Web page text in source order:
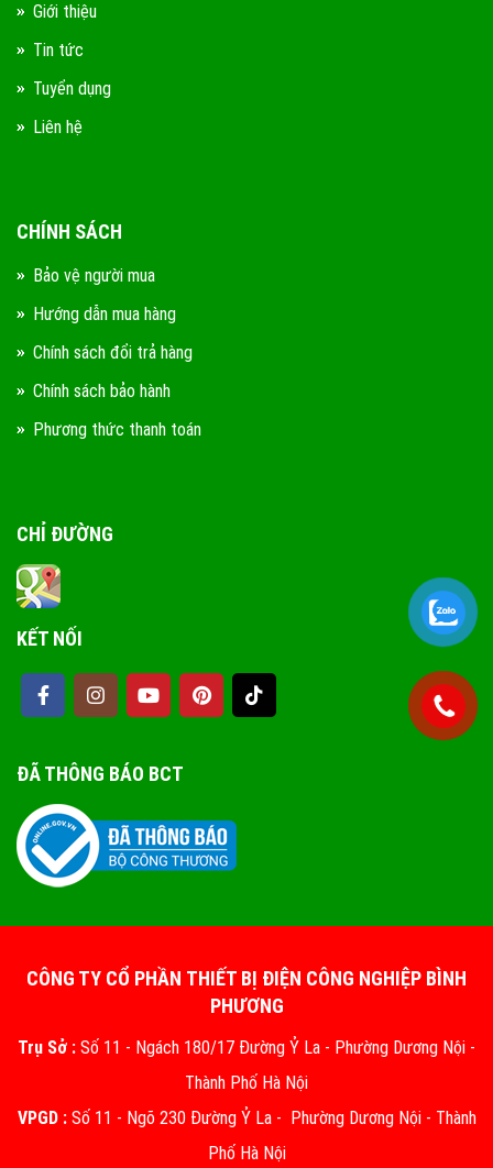
Giới thiệu
Tin tức
Tuyển dụng
Liên hệ
CHÍNH SÁCH
Bảo vệ người mua
Hướng dẫn mua hàng
Chính sách đổi trả hàng
Chính sách bảo hành
Phương thức thanh toán
CHỈ ĐƯỜNG
KẾT NỐI
ĐÃ THÔNG BÁO BCT
CÔNG TY CỔ PHẦN THIẾT BỊ ĐIỆN CÔNG NGHIỆP BÌNH
PHƯƠNG
Trụ Sở : Số 11 - Ngách 180/17 Đường Ỷ La - Phường Dương Nội -
Thành Phố Hà Nội
VPGD :Số 11 - Ngõ 230 Đường Ỷ La - Phường Dương Nội - Thành
Phố Hà Nội